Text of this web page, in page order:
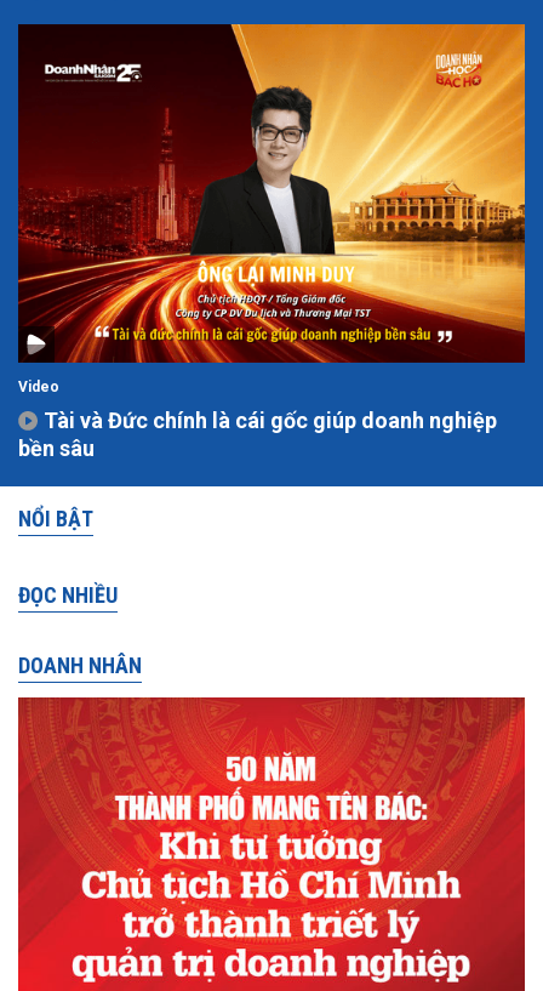
Video
Tài và Đức chính là cái gốc giúp doanh nghiệp
bền sâu
NỔI BẬT
ĐỌC NHIỀU
DOANH NHÂN